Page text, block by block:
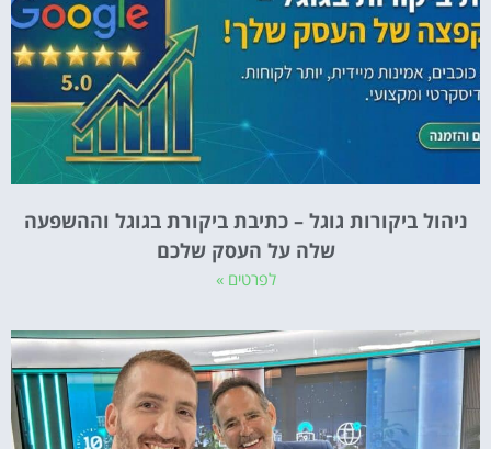
ניהול ביקורות גוגל – כתיבת ביקורת בגוגל וההשפעה
שלה על העסק שלכם
לפרטים »